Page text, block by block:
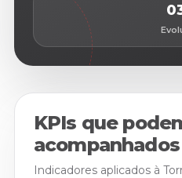
KPIs que
acompanhados
Indicadores aplicados à